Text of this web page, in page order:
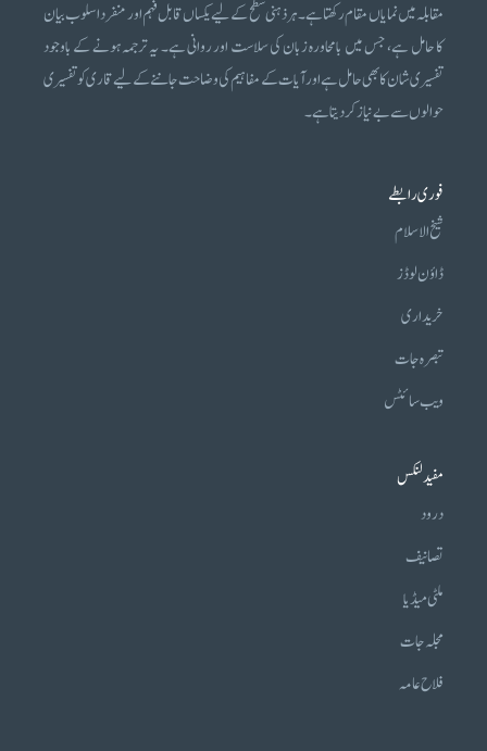
مقابلہ میں نمایاں مقام رکھتا ہے۔ ہر ذہنی سطح کے لیے یکساں قابل فہم اور منفرد اسلوب بیان
کا حامل ہے، جس میں بامحاورہ زبان کی سلاست اور روانی ہے۔ یہ ترجمہ ہونے کے باوجود
تفسیری شان کا بھی حامل ہے اور آیات کے مفاہیم کی وضاحت جاننے کے لیے قاری کو تفسیری
حوالوں سے بے نیاز کر دیتا ہے۔
فوری رابطے
شیخ الاسلام
ڈاؤن لوڈز
خریداری
تبصرہ جات
ویب سائٹس
مفید لنکس
درود
تصانیف
ملٹی میڈیا
مجلہ جات
فلاح عامہ